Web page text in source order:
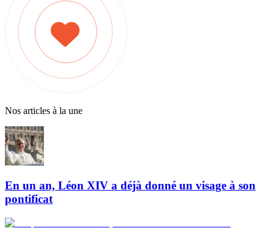
Nos articles à la une
En un an, Léon XIV a déjà donné un visage à son
pontificat